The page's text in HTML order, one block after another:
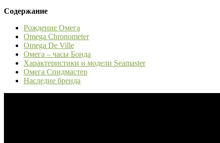
Содержание
Рождение Омега
Omega Chronometer
Omega De Ville
Омега – часы Бонда
Характеристики и модели Seamaster
Омега Спидмастер
Наследие бренда